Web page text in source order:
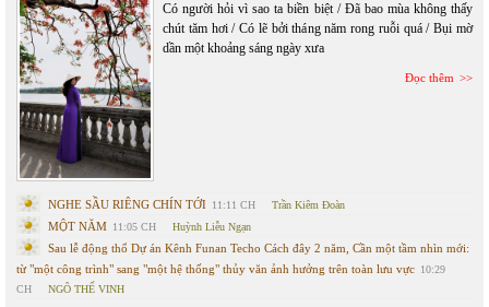
Có người hỏi vì sao ta biền biệt / Đã bao mùa không thấy
chút tăm hơi / Có lẽ bởi tháng năm rong ruỗi quá / Bụi mờ
dần một khoảng sáng ngày xưa
Đọc thêm
NGHE SẦU RIÊNG CHÍN TỚI 11:11 CH Trần Kiêm Đoàn
MỘT NĂM 11:05 CH Huỳnh Liễu Ngạn
Sau lễ động thổ Dự án Kênh Funan Techo Cách đây 2 năm, Cần một tầm nhìn mới:
từ "một công trình" sang "một hệ thống" thủy văn ảnh hưởng trên toàn lưu vực 10:29
CH
NGÔ THẾ VINH